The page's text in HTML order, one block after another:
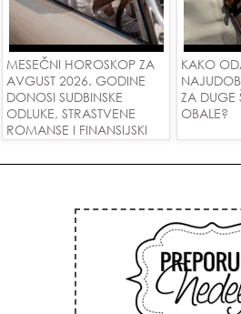
MESEČNI HOROSKOP ZA
AVGUST 2026. GODINE
DONOSI SUDBINSKE
ODLUKE, STRASTVENE
ROMANSE I FINANSIJSKI
KAKO
ZA DUGE
OBALE?